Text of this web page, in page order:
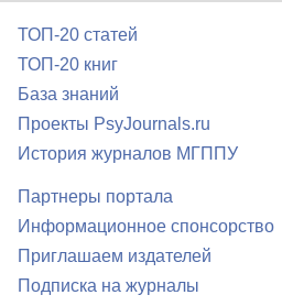
ТОП-20 статей
ТОП-20 книг
База знаний
Проекты PsyJournals.ru
История журналов МГППУ
Партнеры портала
Информационное спонсорство
Приглашаем издателей
Подписка на журналы